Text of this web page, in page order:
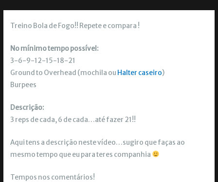
Treino Bola de Fogo!! Repete e compara !
No mínimo tempo possível:
3-6-9-12-15-18-21
Ground to Overhead (mochila ou Halter caseiro)
Burpees
Descrição:
3 reps de cada, 6 de cada…até fazer 21!!
Aqui tens a descrição neste vídeo…sugiro que faças ao
mesmo tempo que eu para teres companhia
Tempos nos comentários!